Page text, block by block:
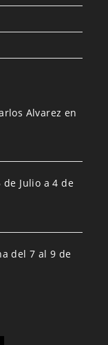
Alvarez en
Julio a 4 de
del 7 al 9 de